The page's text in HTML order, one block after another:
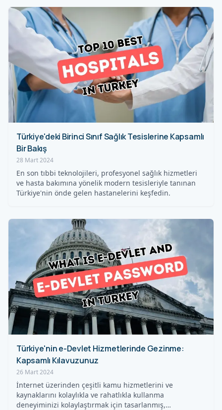
Türkiye'deki Birinci Sınıf Sağlık Tesislerine Kapsamlı
Bir Bakış
28 Mart 2024
En son tıbbi teknolojileri, profesyonel sağlık hizmetleri
ve hasta bakımına yönelik modern tesisleriyle tanınan
Türkiye'nin önde gelen hastanelerini keşfedin.
Türkiye'nin e-Devlet Hizmetlerinde Gezinme:
Kapsamlı Kılavuzunuz
26 Mart 2024
İnternet üzerinden çeşitli kamu hizmetlerini ve
kaynaklarını kolaylıkla ve rahatlıkla kullanma
deneyiminizi kolaylaştırmak için tasarlanmış,